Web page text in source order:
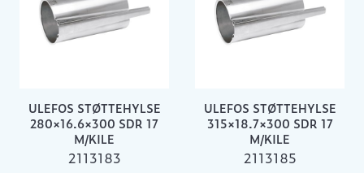
ULEFOS STØTTEHYLSE
280×16.6×300 SDR 17
M/KILE
2113183
ULEFOS STØTTEHYLSE
315×18.7×300 SDR 17
M/KILE
2113185